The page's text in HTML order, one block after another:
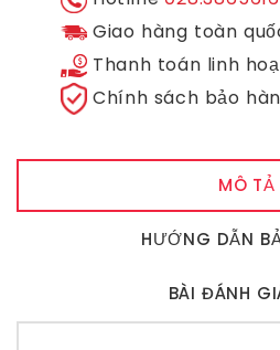
Giao hàng toàn
Thanh toán linh
Chính sách bảo
MÔ TẢ
HƯỚNG DẪN
BÀI ĐÁNH